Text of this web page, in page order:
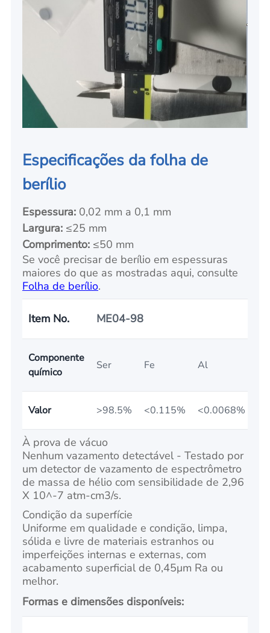
Especificações da folha de
berílio
Espessura: 0,02 mm a 0,1 mm
Largura: ≤25 mm
Comprimento: ≤50 mm
Se você precisar de berílio em espessuras
maiores do que as mostradas aqui, consulte
Folha de berílio.
Item No. ME04-98
Componente
químico
Ser Fe Al
Valor >98.5% <0.115% <0.0068%
À prova de vácuo
Nenhum vazamento detectável - Testado por
um detector de vazamento de espectrômetro
de massa de hélio com sensibilidade de 2,96
X 10^-7 atm-cm3/s.
Condição da superfície
Uniforme em qualidade e condição, limpa,
sólida e livre de materiais estranhos ou
imperfeições internas e externas, com
acabamento superficial de 0,45μm Ra ou
melhor.
Formas e dimensões disponíveis: